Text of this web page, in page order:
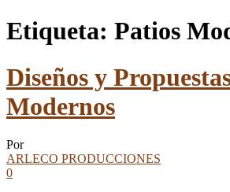
Etiqueta: Patios
Diseños y
Modernos
Por
ARLECO PRODUCCIONES
0